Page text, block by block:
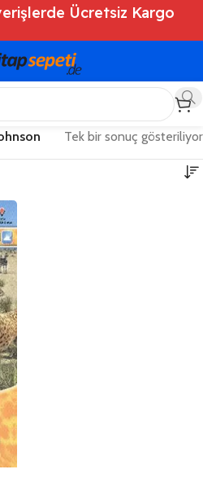
Ücretsiz Kargo
Tek bir sonuç gösteriliyor